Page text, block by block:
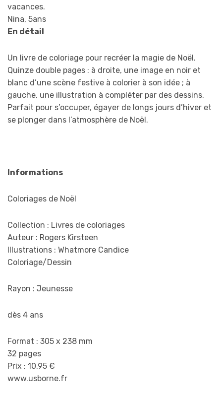
vacances.
Nina, 5ans
En détail
Un livre de coloriage pour recréer la magie de Noël.
Quinze double pages : à droite, une image en noir et
blanc d’une scène festive à colorier à son idée ; à
gauche, une illustration à compléter par des dessins.
Parfait pour s’occuper, égayer de longs jours d’hiver et
se plonger dans l’atmosphère de Noël.
Informations
Coloriages de Noël
Collection : Livres de coloriages
Auteur : Rogers Kirsteen
Illustrations : Whatmore Candice
Coloriage/Dessin
Rayon : Jeunesse
dès 4 ans
Format : 305 x 238 mm
32 pages
Prix : 10.95 €
www.usborne.fr